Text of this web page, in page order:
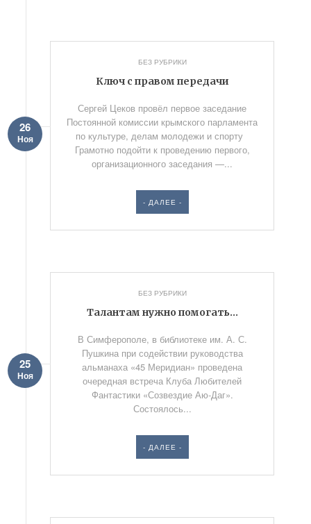
БЕЗ РУБРИКИ
Ключ с правом передачи
26
Ноя
Сергей Цеков провёл первое заседание
Постоянной комиссии крымского парламента
по культуре, делам молодежи и спорту
Грамотно подойти к проведению первого,
организационного заседания —...
- ДАЛЕЕ -
БЕЗ РУБРИКИ
Талантам нужно помогать…
25
Ноя
В Симферополе, в библиотеке им. А. С.
Пушкина при содействии руководства
альманаха «45 Меридиан» проведена
очередная встреча Клуба Любителей
Фантастики «Созвездие Аю-Даг».
Состоялось...
- ДАЛЕЕ -